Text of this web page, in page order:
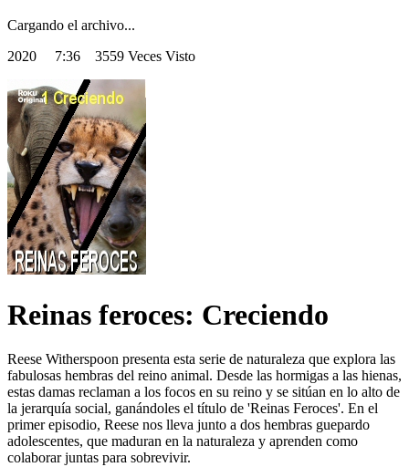
Cargando el archivo...
2020 7:36 3559 Veces Visto
Reinas feroces: Creciendo
Reese Witherspoon presenta esta serie de naturaleza que explora las
fabulosas hembras del reino animal. Desde las hormigas a las hienas,
estas damas reclaman a los focos en su reino y se sitúan en lo alto de
la jerarquía social, ganándoles el título de 'Reinas Feroces'. En el
primer episodio, Reese nos lleva junto a dos hembras guepardo
adolescentes, que maduran en la naturaleza y aprenden como
colaborar juntas para sobrevivir.